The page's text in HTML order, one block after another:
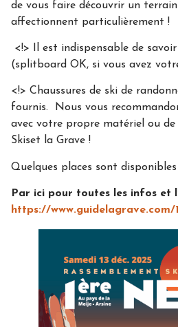
de vous faire découvrir un terrain
affectionnent particulièrement !
<!> Il est indispensable de
(splitboard OK, si vous avez
<!> Chaussures de ski de
fournis. Nous vous
avec votre propre matériel ou
Skiset la Grave !
Quelques places sont
Par ici pour toutes les infos et
https://www.guidelagrave.com/